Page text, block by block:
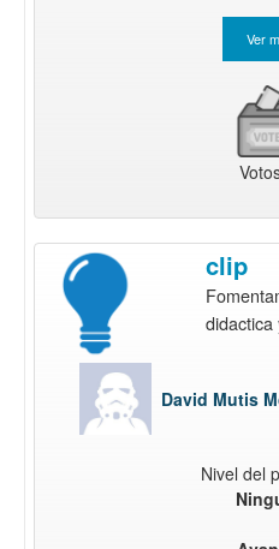
clip
didactica
David Mutis
Nivel del